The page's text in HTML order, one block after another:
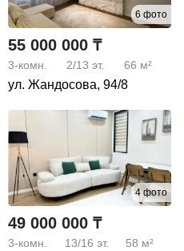
6 фото
55 000 000 ₸
3-комн. 2/13 эт. 66 м²
ул. Жандосова, 94/8
4 фото
49 000 000 ₸
3-комн. 13/16 эт. 58 м²